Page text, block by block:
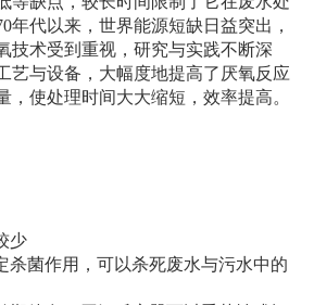
年代以来，世界能源短缺日益突出，
技术受到重视，研究与实践不断深
艺与设备，大幅度地提高了厌氧反应
，使处理时间大大缩短，效率提高。
少
杀菌作用，可以杀死废水与污水中的